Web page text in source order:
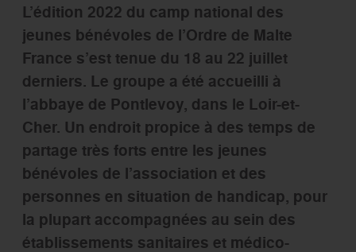
L’édition 2022 du camp national des
jeunes bénévoles de l’Ordre de Malte
France s’est tenue du 18 au 22 juillet
derniers. Le groupe a été accueilli à
l’abbaye de Pontlevoy, dans le Loir-et-
Cher. Un endroit propice à des temps de
partage très forts entre les jeunes
bénévoles de l’association et des
personnes en situation de handicap, pour
la plupart accompagnées au sein des
établissements sanitaires et médico-